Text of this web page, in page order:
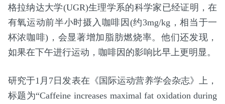
格拉纳达大学(UGR)生理学系的科学家已经证明，在
有氧运动前半小时摄入咖啡因(约3mg/kg，相当于一
杯浓咖啡)，会显著增加脂肪燃烧率。他们还发现，
如果在下午进行运动，咖啡因的影响比早上更明显。
研究于1月7日发表在《国际运动营养学会杂志》上，
标题为“Caffeine increases maximal fat oxidation during